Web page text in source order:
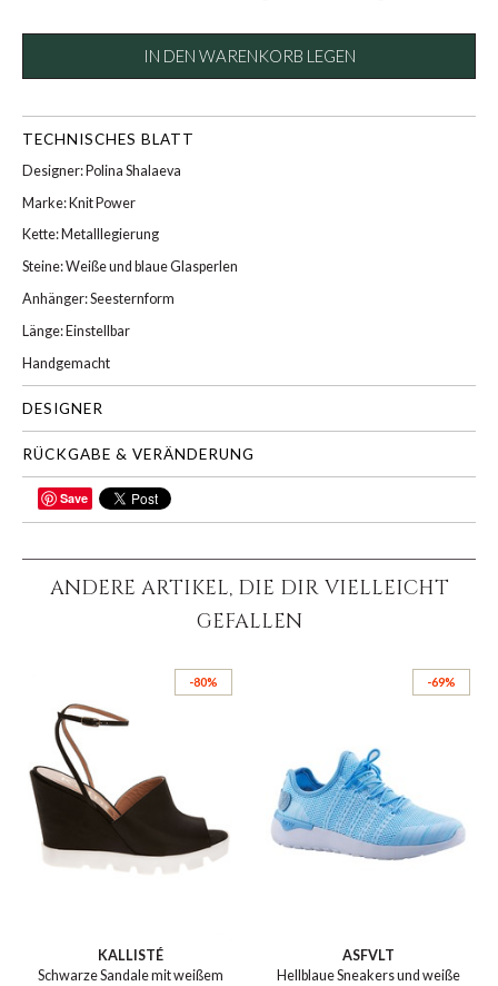
IN DEN WARENKORB LEGEN
TECHNISCHES BLATT
Designer: Polina Shalaeva
Marke: Knit Power
Kette: Metalllegierung
Steine: Weiße und blaue Glasperlen
Anhänger: Seesternform
Länge: Einstellbar
Handgemacht
DESIGNER
RÜCKGABE & VERÄNDERUNG
TEILEN
Save
ANDERE ARTIKEL, DIE DIR VIELLEICHT
GEFALLEN
-80%
KALLISTÉ
Schwarze Sandale mit weißem
-69%
ASFVLT
Hellblaue Sneakers und weiße